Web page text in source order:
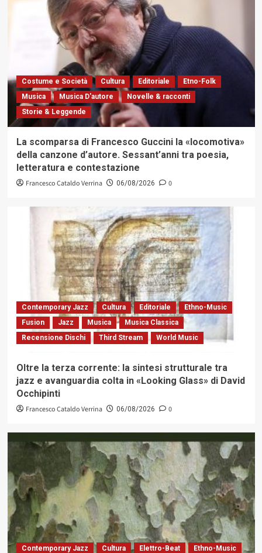
Costume e Società Cultura Editoriale
Etno-Folk
Musica
Musica D'autore
Novelle & racconti
Storie & Leggende
La scomparsa di Francesco Guccini la «locomotiva»
della canzone d’autore. Sessant’anni tra poesia,
letteratura e contestazione
Francesco Cataldo Verrina 06/08/2026 0
Contemporary Jazz Cultura Editoriale
Ethno-Music
Fusion
Jazz Musica
Musica Classica
Recensione Dischi
Third Stream World Music
Oltre la terza corrente: la sintesi strutturale tra
jazz e avanguardia colta in «Looking Glass» di David
Occhipinti
Francesco Cataldo Verrina 06/08/2026 0
Contemporary Jazz Cultura Elettro-Beat
Ethno-Music